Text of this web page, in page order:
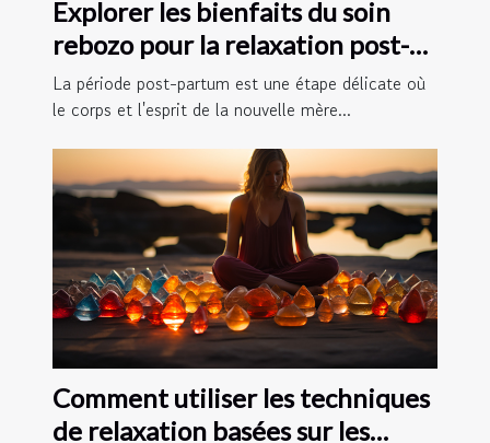
Explorer les bienfaits du soin
rebozo pour la relaxation post-
partum
La période post-partum est une étape délicate où
le corps et l'esprit de la nouvelle mère...
Comment utiliser les techniques
de relaxation basées sur les